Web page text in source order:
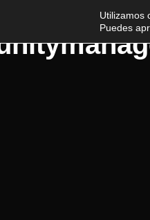
Utilizamos
Puedes